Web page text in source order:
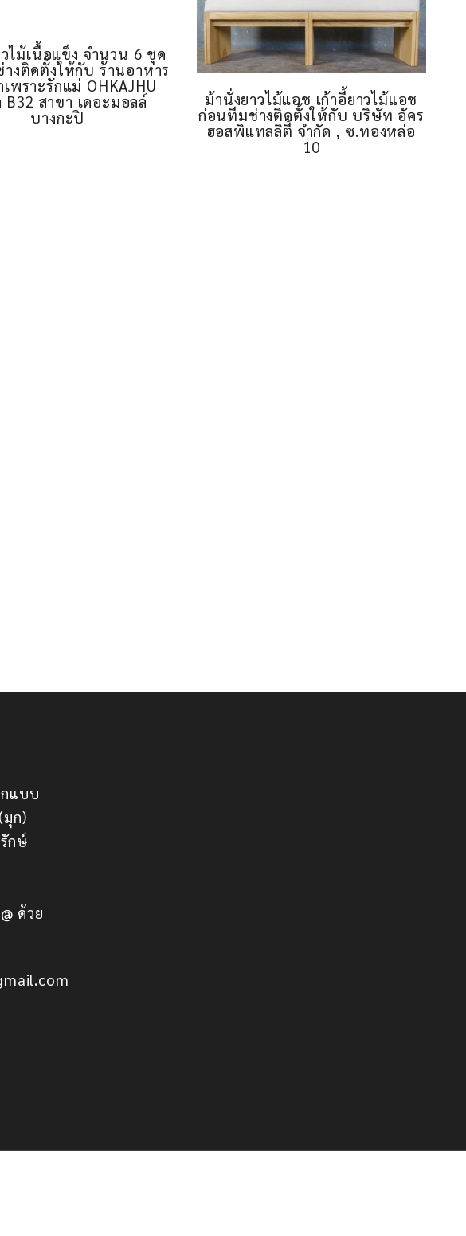
ไม้เนื้อแข็ง จำนวน 6 ชุด
งติดตั้งให้กับ ร้านอาหาร
พราะรักแม่ OHKAJHU
B32 สาขา เดอะมอลล์
บางกะปิ
ม้านั่งยาวไม้แอช เก้าอี้ยาวไม้แอช
ก่อนทีมช่างติดตั้งให้กับ บริษัท อัคร
ฮอสพิแทลลิตี้ จำกัด , ซ.ทองหล่อ
10
แบบ
ก)
กษ์
ด้วย